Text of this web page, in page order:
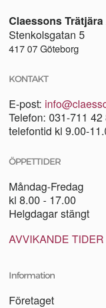
Claessons Trätjära
Stenkolsgatan 5
417 07 Göteborg
KONTAKT
E-post:
Telefon: 031-711 42
telefontid kl 9.00-
ÖPPETTIDER
Måndag-Fredag
kl 8.00 - 17.00
Helgdagar stängt
AVVIKANDE TIDER
Information
Företaget